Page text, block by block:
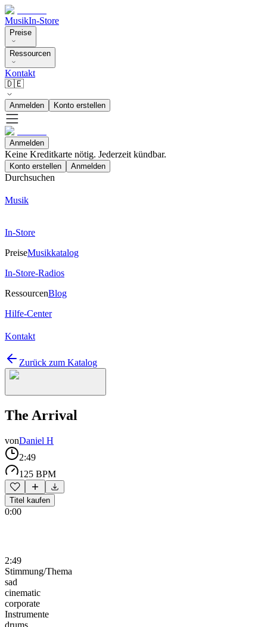
MusikIn-Store
Preise
Ressourcen
Kontakt
🇩🇪
Anmelden Konto erstellen
Anmelden
Keine Kreditkarte nötig. Jederzeit kündbar.
Konto erstellen Anmelden
Durchsuchen
Musik
In-Store
PreiseMusikkatalog
In-Store-Radios
RessourcenBlog
Hilfe-Center
Kontakt
Zurück zum Katalog
The Arrival
vonDaniel H
2:49
125 BPM
Titel kaufen
0:00
2:49
Stimmung/Thema
sad
cinematic
corporate
Instrumente
drums